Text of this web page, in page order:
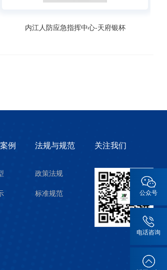
内江人防应急指挥中心-天府银杯
例 法规与规范
政策法规
标准规范
关注我们
公众号
电话咨询